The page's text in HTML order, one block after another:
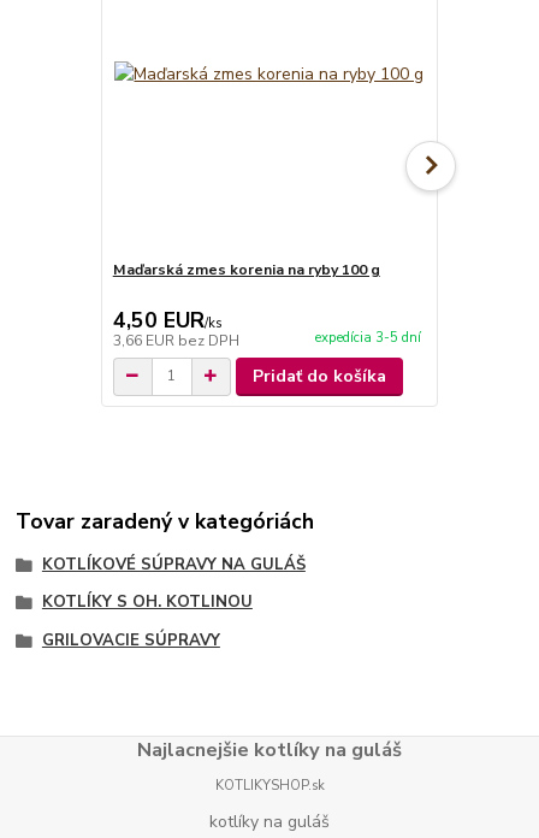
Maďarská zmes korenia na ryby 100 g
4,50 EUR/ks
3,66 EUR bez DPH expedícia 3-5 dní
Pridať do košíka
Tovar zaradený v kategóriách
KOTLÍKOVÉ SÚPRAVY NA GULÁŠ
KOTLÍKY S OH. KOTLINOU
GRILOVACIE SÚPRAVY
Najlacnejšie kotlíky na guláš
KOTLIKYSHOP.sk
kotlíky na guláš